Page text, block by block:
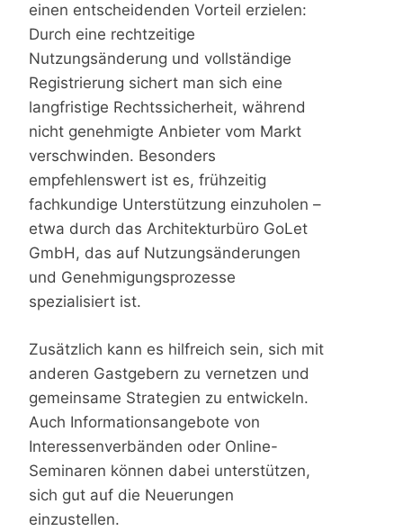
einen entscheidenden Vorteil erzielen:
Durch eine rechtzeitige
Nutzungsänderung und vollständige
Registrierung sichert man sich eine
langfristige Rechtssicherheit, während
nicht genehmigte Anbieter vom Markt
verschwinden. Besonders
empfehlenswert ist es, frühzeitig
fachkundige Unterstützung einzuholen –
etwa durch das Architekturbüro GoLet
GmbH, das auf Nutzungsänderungen
und Genehmigungsprozesse
spezialisiert ist.
Zusätzlich kann es hilfreich sein, sich mit
anderen Gastgebern zu vernetzen und
gemeinsame Strategien zu entwickeln.
Auch Informationsangebote von
Interessenverbänden oder Online-
Seminaren können dabei unterstützen,
sich gut auf die Neuerungen
einzustellen.